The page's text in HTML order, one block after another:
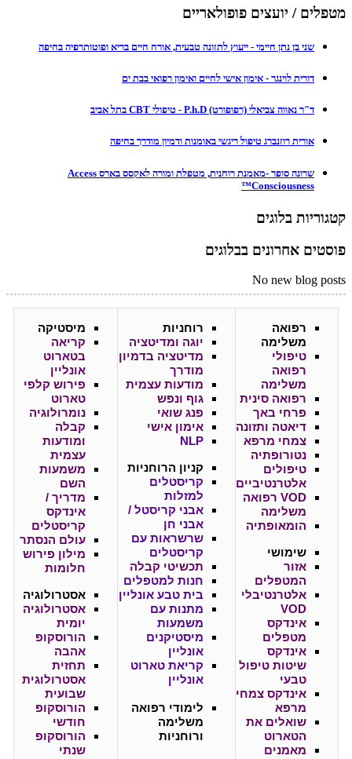
מטפלים / יועצים פופולאריים
שני בן נתן חיימי - ייעוץ לתזונה טבעית, אורח חיים בריא ופוטותרפיה בחיפה
דורית לוינגר - אימון אישי לחיים ואימון רפואי בבת ים
ד"ר נאווה צביאלי (רפופורט) P.h.D - טיפולי CBT בתל אביב
אורית רוזנברג טיפול ריגשי באומנות ודמיון מודרך בחיפה
שרונה סופר -מאמנת רוחנית, מטפלת ומורה לאקסס בארס Access
Consciousness™
קטגוריות בלוגים
פוסטים אחרונים בבלוגים
No new blog posts
רפואה
משלימה
טיפולי
רפואה
משלימה
רפואה סינית
פרחי באך
דיאטה ותזונה
צמחי מרפא
נטורופתיה
טיפולים
אלטרנטיביים
VOD רפואה
משלימה
הומאופתיה
שימושי
אזור
המטפלים
אלטרנטיבלי
VOD
אינדקס
מטפלים
אינדקס
שיטות טיפול
טבעי
אינדקס צמחי
מרפא
שואלים את
הטארוט
מאמנים
רוחניות
יוגה ומדיטציה
מדיטציה בדמיון
מודרך
מודעות עצמית
גוף ונפש
פנג שואי
אימון אישי
NLP
קניון הרוחניות
קריסטלים
למזלות
אבני קריסטל /
אבני חן
שרשראות עם
קריסטלים
תכשיטי קבלה
חנות למטפלים
בית טבע אונליין
מתנות עם
משמעות
מיסטיקנים
אונליין
קריאת טארוט
אונליין
לימודי רפואה
משלימה
ורוחניות
מיסטיקה
קריאה
בטארוט
אונליין
פירוש קלפי
טארוט
נומרולוגיה
קבלה
ומודעות
עצמית
משמעות
השם
מדריך /
אינדקס
קריסטלים
עולם הנסתר
מילון פירוש
חלומות
אסטרולוגיה
אסטרולוגיה
יומית
הורוסקופ
אהבה
תחזית
אסטרולוגית
שבועית
הורוסקופ
חודשי
הורוסקופ
שנתי